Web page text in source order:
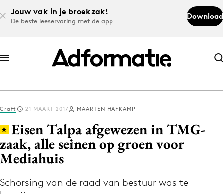
Jouw vak in je broekzak!
De beste leeservaring met de app
Download
Abonneer nu
Abonneer nu
Log in
Download de app
Volg het laatste nieuws via de Adformatie
Nieuws app
Craft 21 MAART 2017 MAARTEN HAFKAMP
Eisen Talpa afgewezen in TMG-
zaak, alle seinen op groen voor
Mediahuis
Schorsing van de raad van bestuur was te